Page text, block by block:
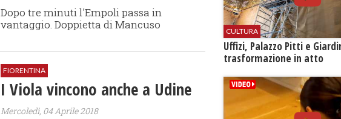
Dopo tre minuti l'Empoli passa in
vantaggio. Doppietta di Mancuso
FIORENTINA
I Viola vincono anche a Udine
Mercoledì, 04 Aprile 2018
CULTURA
Uffizi, Palazzo Pitti e
trasformazione in atto